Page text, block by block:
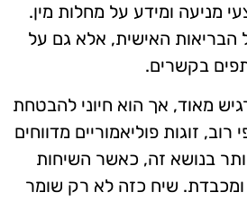
מניעה ומידע על מחלות מין.
הבריאות האישית, אלא גם על
בקשרים.
מאוד, אך הוא חיוני להבטחת
רוב, זוגות פוליאמוריים מדווחים
בנושא זה, כאשר השיחות
שיח כזה לא רק שומר